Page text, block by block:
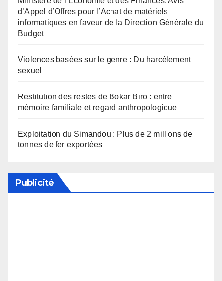
d’Appel d’Offres pour l’Achat de matériels
informatiques en faveur de la Direction Générale du
Budget
Violences basées sur le genre : Du harcèlement
sexuel
Restitution des restes de Bokar Biro : entre
mémoire familiale et regard anthropologique
Exploitation du Simandou : Plus de 2 millions de
tonnes de fer exportées
Publicité